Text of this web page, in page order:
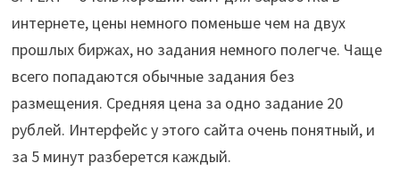
интернете, цены немного поменьше чем на двух
прошлых биржах, но задания немного полегче. Чаще
всего попадаются обычные задания без
размещения. Средняя цена за одно задание 20
рублей. Интерфейс у этого сайта очень понятный, и
за 5 минут разберется каждый.